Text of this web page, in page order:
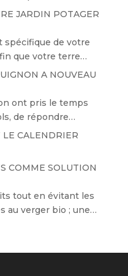
JARDIN POTAGER
spécifique de votre
que votre terre…
A NOUVEAU
ont pris le temps
de répondre…
CALENDRIER
COMME SOLUTION
tout en évitant les
au verger bio ; une…